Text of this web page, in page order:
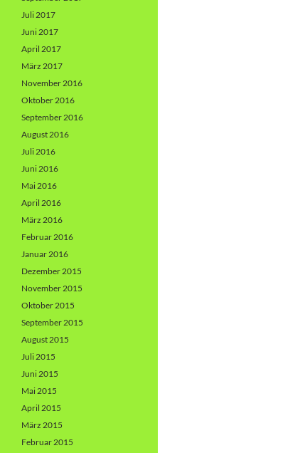
Juli 2017
Juni 2017
April 2017
März 2017
November 2016
Oktober 2016
September 2016
August 2016
Juli 2016
Juni 2016
Mai 2016
April 2016
März 2016
Februar 2016
Januar 2016
Dezember 2015
November 2015
Oktober 2015
September 2015
August 2015
Juli 2015
Juni 2015
Mai 2015
April 2015
März 2015
Februar 2015